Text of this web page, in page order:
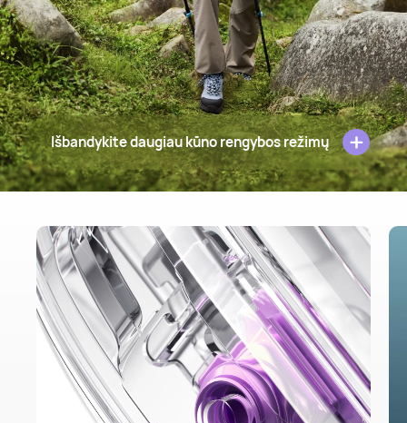
Išbandykite daugiau kūno rengybos režimų